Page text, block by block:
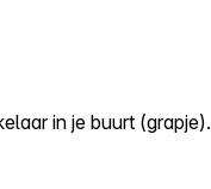
in je buurt (grapje).